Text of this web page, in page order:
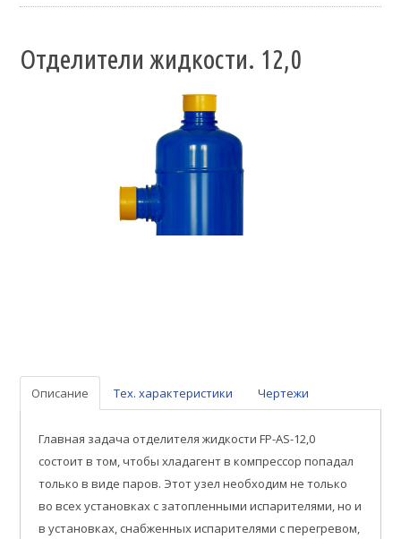
Отделители жидкости. 12,0
Описание Тех. характеристики Чертежи
Главная задача отделителя жидкости FP-AS-12,0
состоит в том, чтобы хладагент в компрессор попадал
только в виде паров. Этот узел необходим не только
во всех установках с затопленными испарителями, но и
в установках, снабженных испарителями с перегревом,